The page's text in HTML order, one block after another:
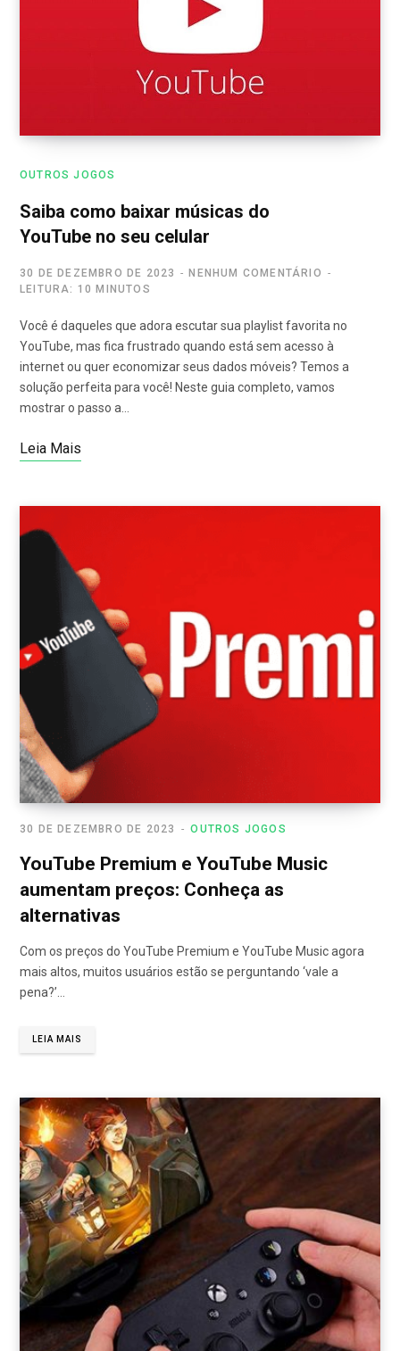
OUTROS JOGOS
Saiba como baixar músicas do
YouTube no seu celular
30 DE DEZEMBRO DE 2023
NENHUM COMENTÁRIO
LEITURA: 10 MINUTOS
Você é daqueles que adora escutar sua playlist favorita no
YouTube, mas fica frustrado quando está sem acesso à
internet ou quer economizar seus dados móveis? Temos a
solução perfeita para você! Neste guia completo, vamos
mostrar o passo a…
Leia Mais
OUTROS JOGOS
30 DE DEZEMBRO DE 2023
YouTube Premium e YouTube Music
aumentam preços: Conheça as
alternativas
Com os preços do YouTube Premium e YouTube Music agora
mais altos, muitos usuários estão se perguntando ‘vale a
pena?’…
LEIA MAIS